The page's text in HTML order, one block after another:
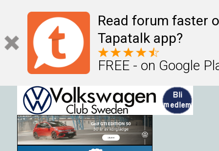
Read forum faster
Tapatalk app?
FREE - on Google